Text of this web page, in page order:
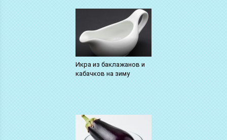
Икра из баклажанов и
кабачков на зиму